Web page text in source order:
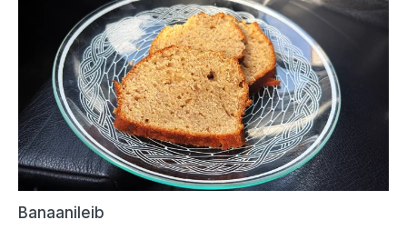
Banaanileib